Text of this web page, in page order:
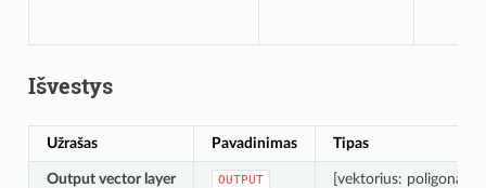
Išvestys
Užrašas Pavadinimas Tipas
Output vector layer OUTPUT [vektorius: poligonas]